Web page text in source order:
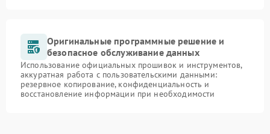
Оригинальные программные решение и
безопасное обслуживание данных
Использование официальных прошивок и инструментов,
аккуратная работа с пользовательскими данными:
резервное копирование, конфиденциальность и
восстановление информации при необходимости